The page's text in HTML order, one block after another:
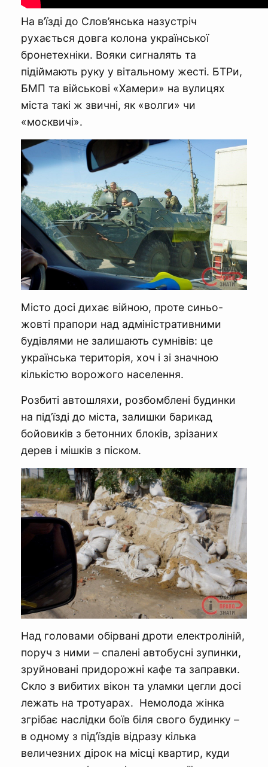
На в’їзді до Слов’янська назустріч
рухається довга колона української
бронетехніки. Вояки сигналять та
підіймають руку у вітальному жесті. БТРи,
БМП та військові «Хамери» на вулицях
міста такі ж звичні, як «волги» чи
«москвичі».
Місто досі дихає війною, проте синьо-
жовті прапори над адміністративними
будівлями не залишають сумнівів: це
українська територія, хоч і зі значною
кількістю ворожого населення.
Розбиті автошляхи, розбомблені будинки
на під’їзді до міста, залишки барикад
бойовиків з бетонних блоків, зрізаних
дерев і мішків з піском.
Над головами обірвані дроти електроліній,
поруч з ними – спалені автобусні зупинки,
зруйновані придорожні кафе та заправки.
Скло з вибитих вікон та уламки цегли досі
лежать на тротуарах. Немолода жінка
згрібає наслідки боїв біля свого будинку –
в одному з під’їздів відразу кілька
величезних дірок на місці квартир, куди